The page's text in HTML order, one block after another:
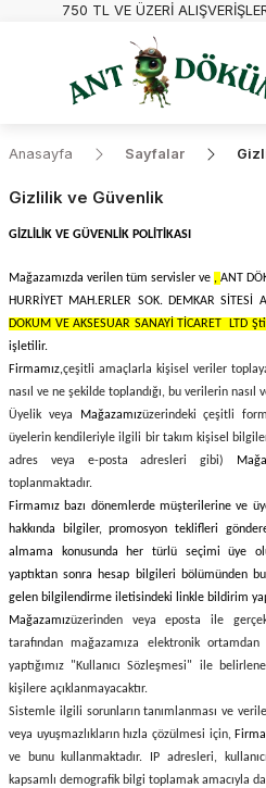
750 TL VE ÜZERİ
Anasayfa Sayfalar
Gizlilik ve Güvenlik
GİZLİLİK VE GÜVENLİK POLİTİKASI
Mağazamızda verilen tüm servisler ve , ANT
HURRİYET MAH.ERLER SOK. DEMKAR
DOKUM VE AKSESUAR SANAYİ TİCARET LTD
işletilir.
Firmamız,çeşitli amaçlarla kişisel veriler
nasıl ve ne şekilde toplandığı, bu verilerin
Üyelik veya
Mağazamızüzerindeki çeşitli
üyelerin kendileriyle ilgili bir takım kişisel
adres veya e-posta adresleri gibi)
toplanmaktadır.
Firmamız bazı dönemlerde müşterilerine ve
hakkında bilgiler, promosyon teklifleri
almama konusunda her türlü seçimi üye
yaptıktan sonra hesap bilgileri bölümünden
gelen bilgilendirme iletisindeki linkle bildirim
Mağazamızüzerinden veya eposta ile
tarafından mağazamıza elektronik
yaptığımız "Kullanıcı Sözleşmesi" ile
kişilere açıklanmayacaktır.
Sistemle ilgili sorunların tanımlanması ve
veya uyuşmazlıkların hızla çözülmesi için,
ve bunu kullanmaktadır. IP adresleri,
kapsamlı demografik bilgi toplamak amacıyla